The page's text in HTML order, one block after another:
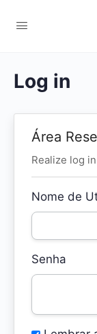
Log in
Área
Realize log
Nome de
Senha